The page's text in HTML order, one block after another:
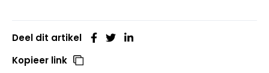
Deel dit artikel
Kopieer link